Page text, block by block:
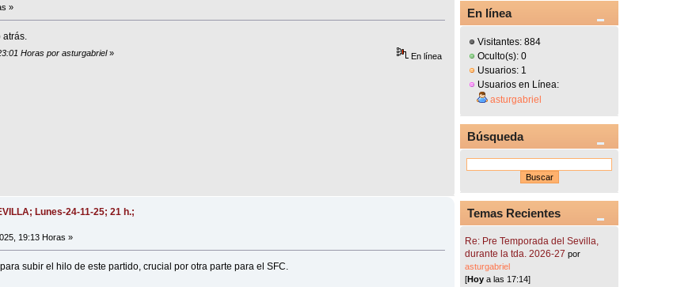
»
atrás.
Horas por asturgabriel» En línea
Lunes-24-11-25; 21 h.;
19:13 Horas »
subir el hilo de este partido, crucial por otra parte para el SFC.
En línea
Visitantes: 884
Oculto(s): 0
Usuarios: 1
Usuarios en Línea:
asturgabriel
Búsqueda
Temas Recientes
Re: Pre Temporada del Sevilla,
durante la tda. 2026-27 por
asturgabriel
[Hoy a las 17:14]